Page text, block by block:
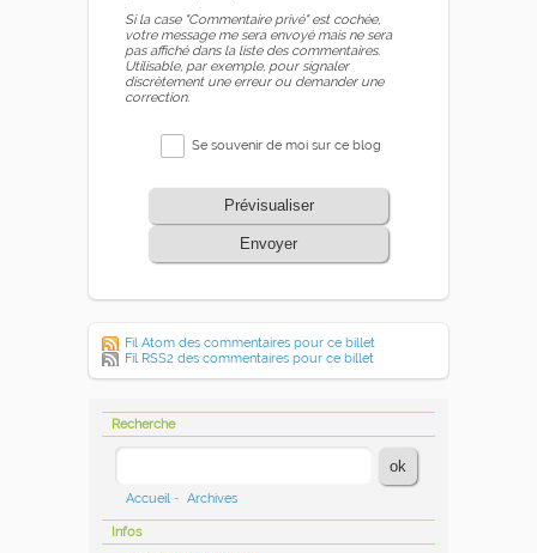
Si la case "Commentaire privé" est cochée,
votre message me sera envoyé mais ne sera
pas affiché dans la liste des commentaires.
Utilisable, par exemple, pour signaler
discrètement une erreur ou demander une
correction.
Se souvenir de moi sur ce blog
Prévisualiser
Envoyer
Fil Atom des commentaires pour ce billet
Fil RSS2 des commentaires pour ce billet
Recherche
Accueil - Archives
Infos